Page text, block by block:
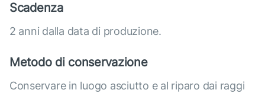
Scadenza
2 anni dalla data di produzione.
Metodo di conservazione
Conservare in luogo asciutto e al riparo dai raggi